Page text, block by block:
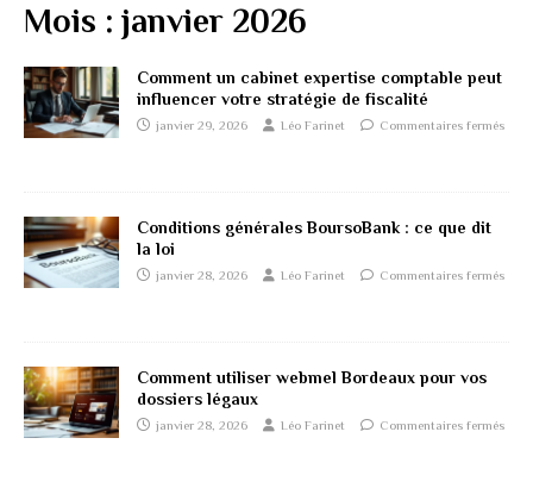
Mois : janvier 2026
Comment un cabinet expertise comptable peut
influencer votre stratégie de fiscalité
janvier 29, 2026 Léo Farinet Commentaires fermés
Conditions générales BoursoBank : ce que dit
la loi
janvier 28, 2026 Léo Farinet Commentaires fermés
Comment utiliser webmel Bordeaux pour vos
dossiers légaux
janvier 28, 2026 Léo Farinet Commentaires fermés